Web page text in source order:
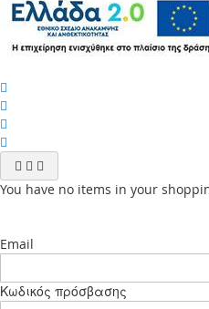
You have no items in your
Email
Κωδικός πρόσβασης